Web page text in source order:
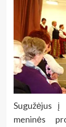
Sugužėjus į
meninės